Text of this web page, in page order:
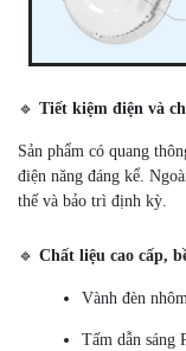
🔹 Tiết kiệm điện và
Sản phẩm có quang
điện năng đáng kể.
thế và bảo trì định kỳ.
🔹 Chất liệu cao cấp,
Vành đèn
Tấm dẫn sáng